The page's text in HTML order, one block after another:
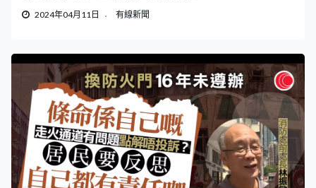
2024年04月11日 有線新聞